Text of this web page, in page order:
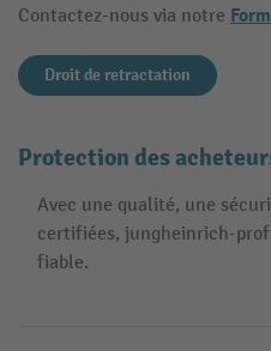
Contactez-nous via notre
Droit de retractation
Protection des
Avec une qualité, une
certifiées, jungheinrich-
fiable.